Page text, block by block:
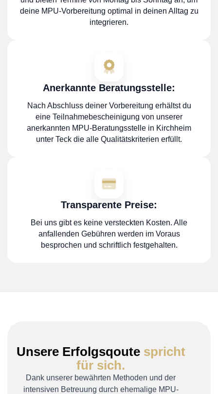
deine MPU-Vorbereitung optimal in deinen Alltag zu
integrieren.
Anerkannte Beratungsstelle:
Nach Abschluss deiner Vorbereitung erhältst du
eine Teilnahmebescheinigung von unserer
anerkannten MPU-Beratungsstelle in Kirchheim
unter Teck die alle Qualitätskriterien erfüllt.
Transparente Preise:
Bei uns gibt es keine versteckten Kosten. Alle
anfallenden Gebühren werden im Voraus
besprochen und schriftlich festgehalten.
Unsere Erfolgsqoutespricht
für sich.
Dank unserer bewährten Methoden und der
intensiven Betreuung durch ehemalige MPU-